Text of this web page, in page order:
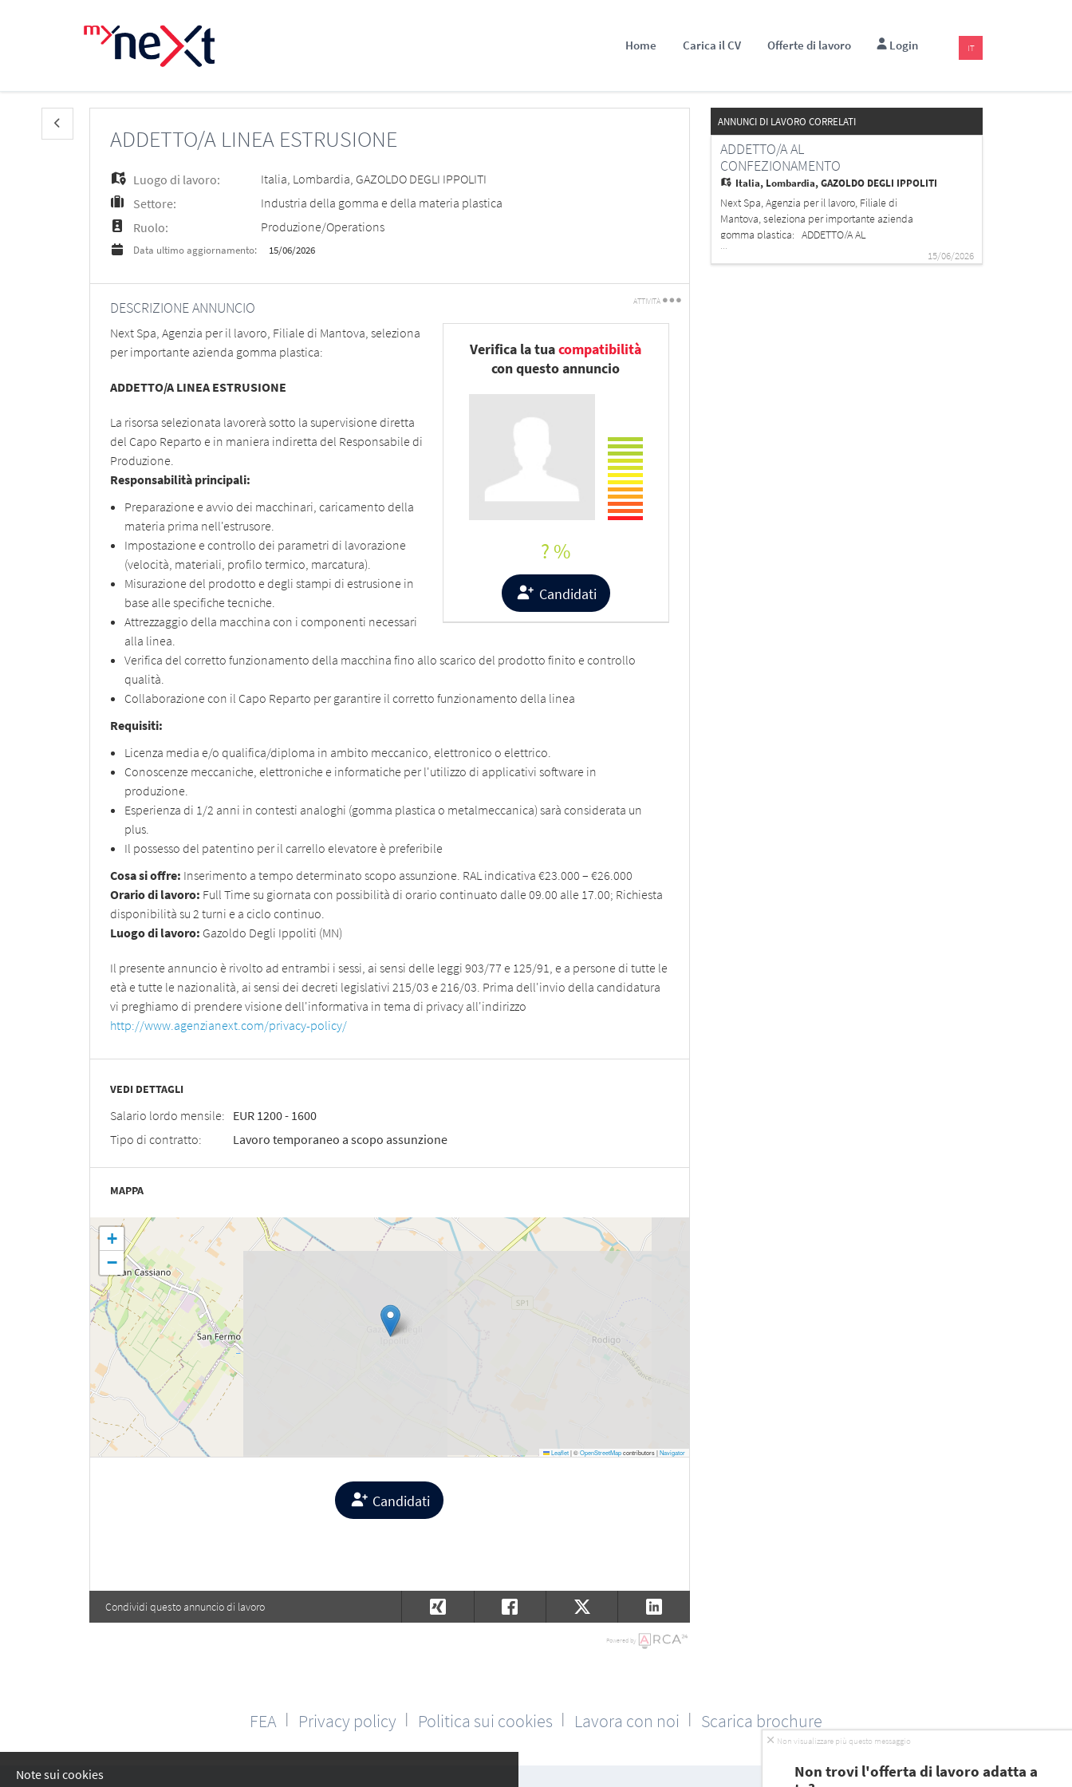
Note sui cookies
Home Carica il CV Offerte di lavoro Login IT
ADDETTO/A LINEA ESTRUSIONE
Luogo di lavoro: Italia, Lombardia, GAZOLDO DEGLI IPPOLITI
Settore:
Industria della gomma e della materia plastica
Ruolo:
Produzione/Operations
Data ultimo aggiornamento: 15/06/2026
ATTIVITÀ
Stampa
Dillo a un amico
DESCRIZIONE ANNUNCIO
Verifica la tuacompatibilità
con questo annuncio
? %
Candidati
Next Spa, Agenzia per il lavoro, Filiale di Mantova, seleziona
per importante azienda gomma plastica:
ADDETTO/A LINEA ESTRUSIONE
La risorsa selezionata lavorerà sotto la supervisione diretta
del Capo Reparto e in maniera indiretta del Responsabile di
Produzione.
Responsabilità principali:
Preparazione e avvio dei macchinari, caricamento della
materia prima nell'estrusore.
Impostazione e controllo dei parametri di lavorazione
(velocità, materiali, profilo termico, marcatura).
Misurazione del prodotto e degli stampi di estrusione in
base alle specifiche tecniche.
Attrezzaggio della macchina con i componenti necessari
alla linea.
Verifica del corretto funzionamento della macchina fino allo scarico del prodotto finito e controllo
qualità.
Collaborazione con il Capo Reparto per garantire il corretto funzionamento della linea
Requisiti:
Licenza media e/o qualifica/diploma in ambito meccanico, elettronico o elettrico.
Conoscenze meccaniche, elettroniche e informatiche per l'utilizzo di applicativi software in
produzione.
Esperienza di 1/2 anni in contesti analoghi (gomma plastica o metalmeccanica) sarà considerata un
plus.
Il possesso del patentino per il carrello elevatore è preferibile
Cosa si offre: Inserimento a tempo determinato scopo assunzione. RAL indicativa €23.000 – €26.000
Orario di lavoro: Full Time su giornata con possibilità di orario continuato dalle 09.00 alle 17.00; Richiesta
disponibilità su 2 turni e a ciclo continuo.
Luogo di lavoro: Gazoldo Degli Ippoliti (MN)
Il presente annuncio è rivolto ad entrambi i sessi, ai sensi delle leggi 903/77 e 125/91, e a persone di tutte le
età e tutte le nazionalità, ai sensi dei decreti legislativi 215/03 e 216/03. Prima dell'invio della candidatura
vi preghiamo di prendere visione dell'informativa in tema di privacy all'indirizzo
http://www.agenzianext.com/privacy-policy/
VEDI DETTAGLI
Salario lordo mensile: EUR 1200- 1600
Tipo di contratto:
Lavoro temporaneo a scopo assunzione
MAPPA
+
−
Leaflet |©OpenStreetMapcontributors |Navigator
Candidati
Condividi questo annuncio di lavoro
Powered by
ANNUNCI DI LAVORO CORRELATI
ADDETTO/A AL
CONFEZIONAMENTO
Italia, Lombardia, GAZOLDO DEGLI IPPOLITI
Next Spa, Agenzia per il lavoro, Filiale di
Mantova, seleziona per importante azienda
gomma plastica: ADDETTO/A AL
CONFEZIONAMENTO La risorsa, inserita
all'interno del team e in collaborazione con il
15/06/2026
Non visualizzare più questo messaggio
Non trovi l'offerta di lavoro adatta a
FEA Privacy policy Politica sui cookies Lavora con noi Scarica brochure